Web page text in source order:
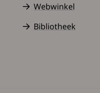
Webwinkel
Bibliotheek